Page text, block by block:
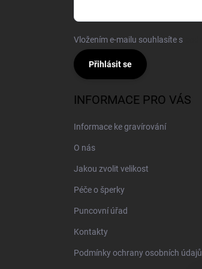
Vložením e-mailu souhlasíte s
Přihlásit se
INFORMACE PRO VÁS
Informace ke gravírování
O nás
Jakou zvolit velikost
Péče o šperky
Puncovní úřad
Kontakty
Podmínky ochrany osobních údajů